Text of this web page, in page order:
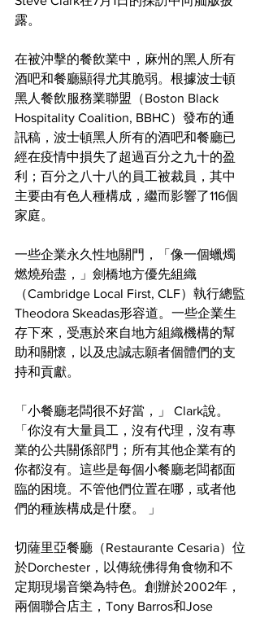
露。
在被沖擊的餐飲業中，麻州的黑人所有
酒吧和餐廳顯得尤其脆弱。根據波士頓
黑人餐飲服務業聯盟（Boston Black
Hospitality Coalition, BBHC）發布的通
訊稿，波士頓黑人所有的酒吧和餐廳已
經在疫情中損失了超過百分之九十的盈
利；百分之八十八的員工被裁員，其中
主要由有色人種構成，繼而影響了116個
家庭。
一些企業永久性地關門，「像一個蠟燭
燃燒殆盡，」劍橋地方優先組織
（Cambridge Local First, CLF）執行總監
Theodora Skeadas形容道。一些企業生
存下來，受惠於來自地方組織機構的幫
助和關懷，以及忠誠志願者個體們的支
持和貢獻。
「小餐廳老闆很不好當，」 Clark說。
「你沒有大量員工，沒有代理，沒有專
業的公共關係部門；所有其他企業有的
你都沒有。這些是每個小餐廳老闆都面
臨的困境。不管他們位置在哪，或者他
們的種族構成是什麼。 」
切薩里亞餐廳（Restaurante Cesaria）位
於Dorchester，以傳統佛得角食物和不
定期現場音樂為特色。創辦於2002年，
兩個聯合店主，Tony Barros和Jose